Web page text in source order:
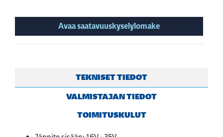
Avaa saatavuuskyselylomake
TEKNISET TIEDOT
VALMISTAJAN TIEDOT
TOIMITUSKULUT